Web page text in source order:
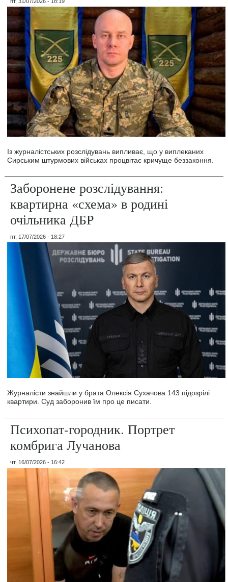
Із журналістських розслідувань випливає, що у виплеканих
Сирським штурмових військах процвітає кричуще беззаконня.
Заборонене розслідування:
квартирна «схема» в родині
очільника ДБР
пт, 17/07/2026 - 18:27
Журналісти знайшли у брата Олексія Сухачова 143 підозрілі
квартири. Суд заборонив їм про це писати.
Психопат-городник. Портрет
комбрига Лучанова
чт, 16/07/2026 - 16:42